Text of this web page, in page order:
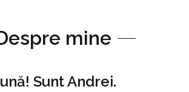
mine
SuntAndrei.